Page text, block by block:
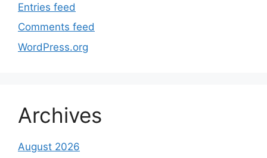
Entries feed
Comments feed
WordPress.org
Archives
August 2026